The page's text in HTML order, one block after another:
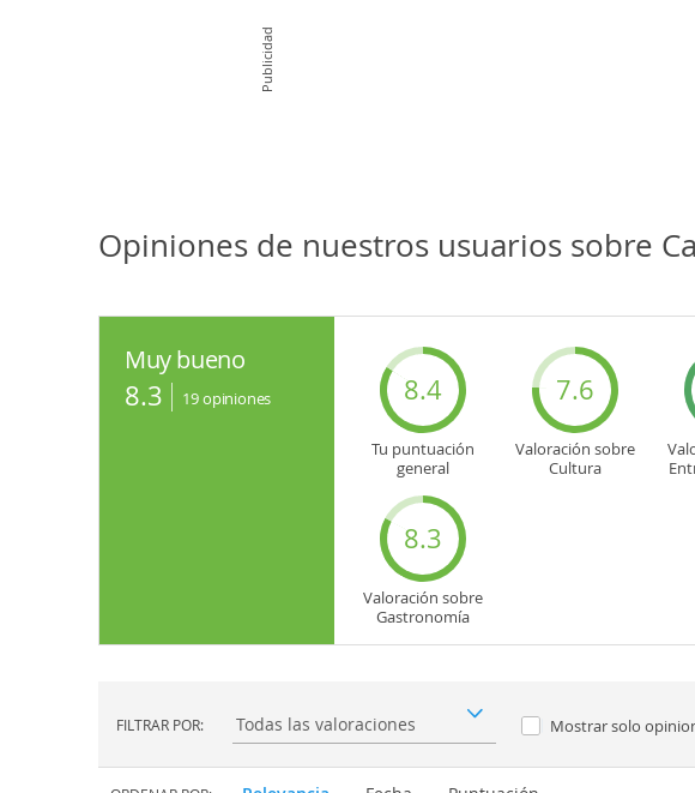
Publicidad
Opiniones de nuestros usuarios sobre
Muy bueno
8.3 19opiniones 8.4
Tu puntuación
general
7.6
Valoración sobre
Cultura
8.3
Valoración sobre
Gastronomía
FILTRAR POR: Filtrar por: Mostrar solo